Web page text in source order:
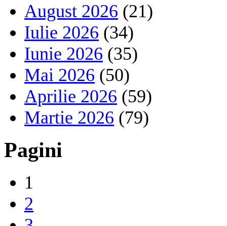
August 2026 (21)
Iulie 2026 (34)
Iunie 2026 (35)
Mai 2026 (50)
Aprilie 2026 (59)
Martie 2026 (79)
Pagini
1
2